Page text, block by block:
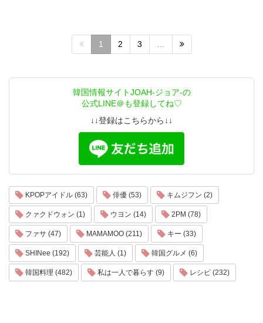
1 2 3 …
韓国情報サイトJOAH-ジョア-の
公式LINE＠も登録してね♡
↓↓登録はこちらから↓↓
KPOPアイドル (63) 俳優 (53) キムジフン (2)
クァクドウォン (1) ウヨン (14) 2PM (78)
ファサ (47) MAMAMOO (211) キー (33)
SHINee (192) 芸能人 (1) 韓国グルメ (6)
韓国料理 (482) 私は一人で暮らす (9) レシピ (232)